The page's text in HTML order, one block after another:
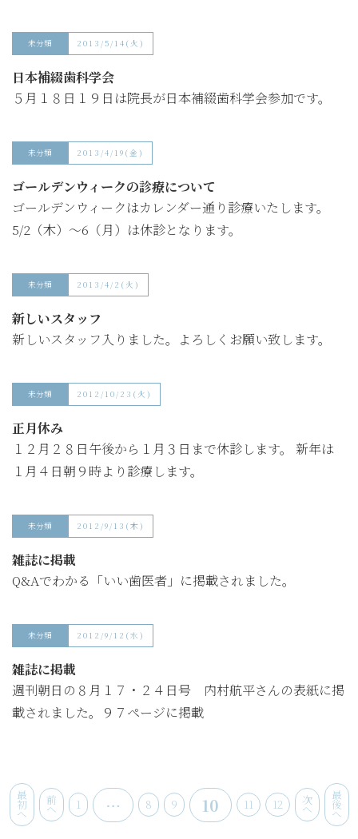
未分類 2013/5/14(火)
日本補綴歯科学会
５月１８日１９日は院長が日本補綴歯科学会参加です。
未分類 2013/4/19(金)
ゴールデンウィークの診療について
ゴールデンウィークはカレンダー通り診療いたします。
5/2（木）～6（月）は休診となります。
未分類 2013/4/2(火)
新しいスタッフ
新しいスタッフ入りました。よろしくお願い致します。
未分類 2012/10/23(火)
正月休み
１２月２８日午後から１月３日まで休診します。 新年は
１月４日朝９時より診療します。
未分類 2012/9/13(木)
雑誌に掲載
Q&Aでわかる「いい歯医者」に掲載されました。
未分類 2012/9/12(水)
雑誌に掲載
週刊朝日の８月１７・２４日号 内村航平さんの表紙に掲
載されました。９７ページに掲載
最
初
へ
前
へ 1 … 8 9 10 11 12 次
へ
最
後
へ